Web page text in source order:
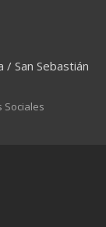
San Sebastián
Sociales